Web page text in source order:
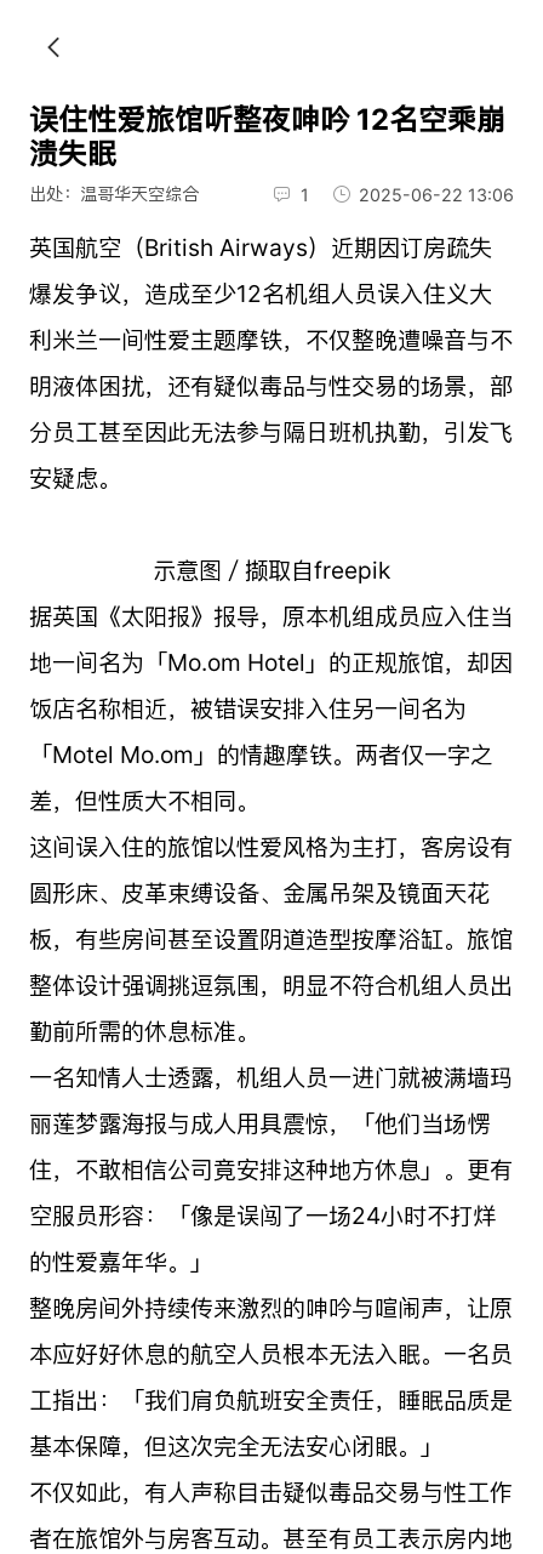
误住性爱旅馆听整夜呻吟 12名空乘崩
溃失眠
出处：温哥华天空综合 1 2025-06-22 13:06
英国航空（British Airways）近期因订房疏失
爆发争议，造成至少12名机组人员误入住义大
利米兰一间性爱主题摩铁，不仅整晚遭噪音与不
明液体困扰，还有疑似毒品与性交易的场景，部
分员工甚至因此无法参与隔日班机执勤，引发飞
安疑虑。
示意图／撷取自freepik
据英国《太阳报》报导，原本机组成员应入住当
地一间名为「Mo.om Hotel」的正规旅馆，却因
饭店名称相近，被错误安排入住另一间名为
「Motel Mo.om」的情趣摩铁。两者仅一字之
差，但性质大不相同。
这间误入住的旅馆以性爱风格为主打，客房设有
圆形床、皮革束缚设备、金属吊架及镜面天花
板，有些房间甚至设置阴道造型按摩浴缸。旅馆
整体设计强调挑逗氛围，明显不符合机组人员出
勤前所需的休息标准。
一名知情人士透露，机组人员一进门就被满墙玛
丽莲梦露海报与成人用具震惊，「他们当场愣
住，不敢相信公司竟安排这种地方休息」。更有
空服员形容：「像是误闯了一场24小时不打烊
的性爱嘉年华。」
整晚房间外持续传来激烈的呻吟与喧闹声，让原
本应好好休息的航空人员根本无法入眠。一名员
工指出：「我们肩负航班安全责任，睡眠品质是
基本保障，但这次完全无法安心闭眼。」
不仅如此，有人声称目击疑似毒品交易与性工作
者在旅馆外与房客互动。甚至有员工表示房内地